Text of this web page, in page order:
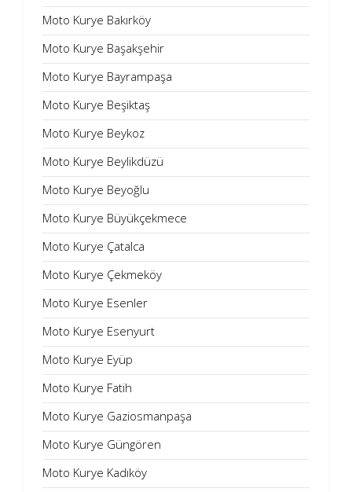
Moto Kurye Bakırköy
Moto Kurye Başakşehir
Moto Kurye Bayrampaşa
Moto Kurye Beşiktaş
Moto Kurye Beykoz
Moto Kurye Beylikdüzü
Moto Kurye Beyoğlu
Moto Kurye Büyükçekmece
Moto Kurye Çatalca
Moto Kurye Çekmeköy
Moto Kurye Esenler
Moto Kurye Esenyurt
Moto Kurye Eyüp
Moto Kurye Fatih
Moto Kurye Gaziosmanpaşa
Moto Kurye Güngören
Moto Kurye Kadıköy